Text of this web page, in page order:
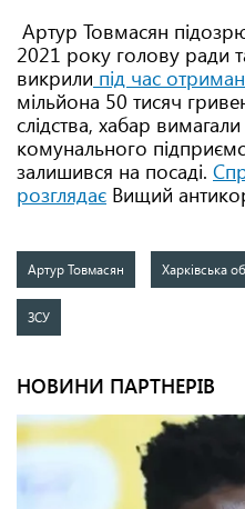
Артур Товмасян
2021 року голову ради
викрили під час
мільйона 50 тисяч
слідства, хабар
комунального
залишився на посаді.
розглядає Вищий
Артур Товмасян Харківська
ЗСУ